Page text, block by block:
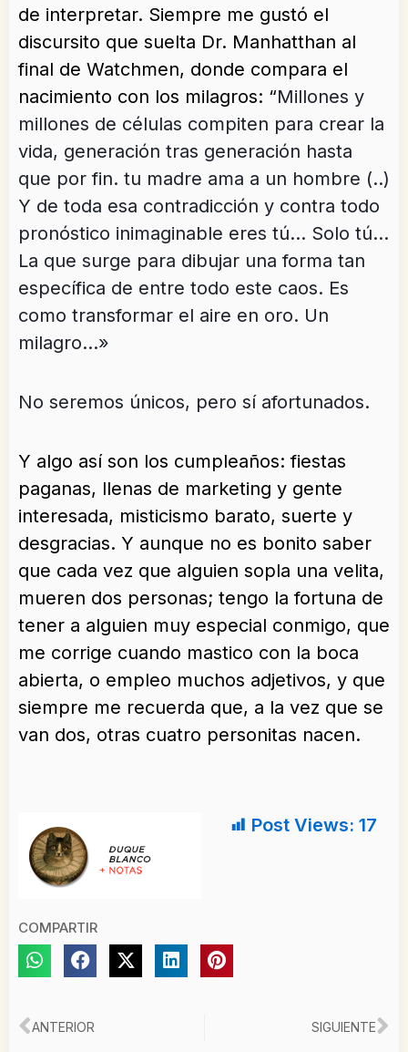
de interpretar. Siempre me gustó el
discursito que suelta Dr. Manhatthan al
final de Watchmen, donde compara el
nacimiento con los milagros: “Millones y
millones de células compiten para crear la
vida, generación tras generación hasta
que por fin. tu madre ama a un hombre (..)
Y de toda esa contradicción y contra todo
pronóstico inimaginable eres tú… Solo tú…
La que surge para dibujar una forma tan
específica de entre todo este caos. Es
como transformar el aire en oro. Un
milagro…»
No seremos únicos, pero sí afortunados.
Y algo así son los cumpleaños: fiestas
paganas, llenas de marketing y gente
interesada, misticismo barato, suerte y
desgracias. Y aunque no es bonito saber
que cada vez que alguien sopla una velita,
mueren dos personas; tengo la fortuna de
tener a alguien muy especial conmigo, que
me corrige cuando mastico con la boca
abierta, o empleo muchos adjetivos, y que
siempre me recuerda que, a la vez que se
van dos, otras cuatro personitas nacen.
Post Views: 17
COMPARTIR
Ant
ANTERIOR SIGUIENTE